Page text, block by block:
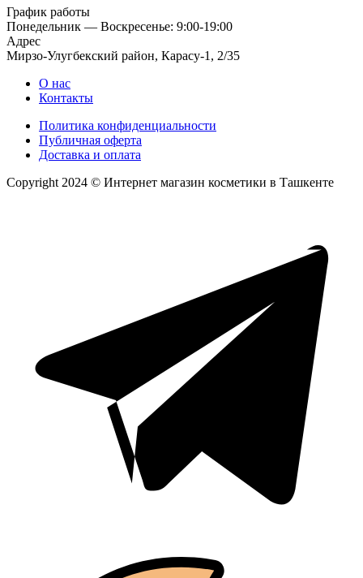
График работы
Понедельник — Воскресенье: 9:00-19:00
Адрес
Мирзо-Улугбекский район, Карасу-1, 2/35
О нас
Контакты
Политика конфиденциальности
Публичная оферта
Доставка и оплата
Copyright 2024 © Интернет магазин косметики в Ташкенте